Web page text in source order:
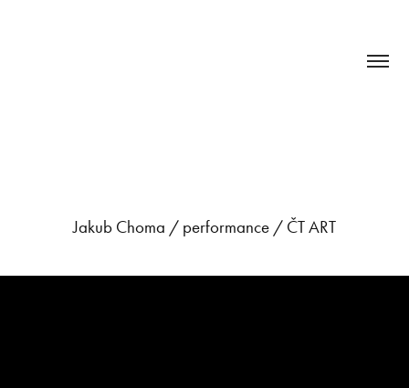
Jakub Choma / performance / ČT ART